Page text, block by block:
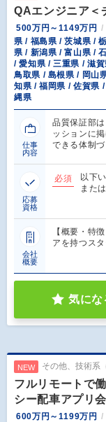
QAエンジニア＜
500万円～1149万円
県 / 福島県 / 茨城県 /
県 / 新潟県 / 富山県 /
/ 愛知県 / 三重県 / 滋
鳥取県 / 島根県 / 岡山
知県 / 福岡県 / 佐賀県
縄県
仕事
内容
品質保証部
ッションに
できる体制
応募
資格
必須
以下
また
会社
概要
【概要・特
アを持つス
気にな
NEW その他、技術系
フルリモートで
シー配車アプリ
600万円～1199万円